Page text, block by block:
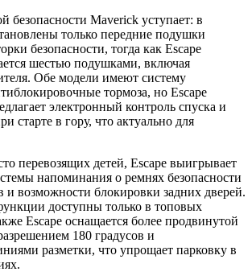
безопасности Maverick уступает: в
только передние подушки
безопасности, тогда как Escape
шестью подушками, включая
Обе модели имеют систему
тормоза, но Escape
электронный контроль спуска и
старте в гору, что актуально для
перевозящих детей, Escape выигрывает
напоминания о ремнях безопасности
и возможности блокировки задних дверей.
доступны только в топовых
Escape оснащается более продвинутой
180 градусов и
разметки, что упрощает парковку в